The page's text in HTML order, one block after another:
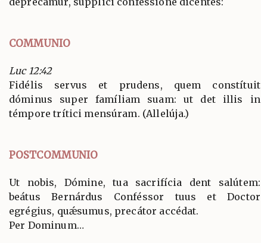
COMMUNIO
Luc 12:42
Fidélis servus et prudens, quem constítuit
dóminus super famíliam suam: ut det illis in
témpore trítici mensúram. (Allelúja.)
POSTCOMMUNIO
Ut nobis, Dómine, tua sacrifícia dent salútem:
beátus Bernárdus Conféssor tuus et Doctor
egrégius, quǽsumus, precátor accédat.
Per Dominum…